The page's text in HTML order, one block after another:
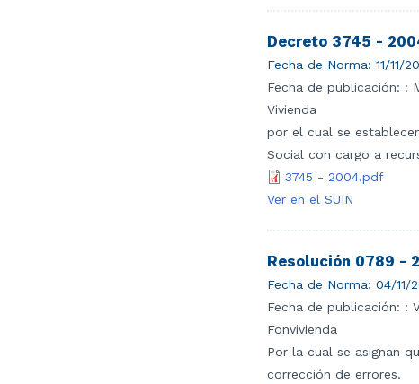
Decreto 3745 -
Fecha de Norma: 11/11/
Fecha de publicación: :
Vivienda
por el cual se
Social con cargo a
3745 - 2004.pdf
Ver en el SUIN
Resolución 0789 -
Fecha de Norma: 04/11/
Fecha de publicación: :
Fonvivienda
Por la cual se asignan
corrección de errores.